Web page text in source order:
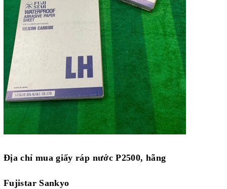
Địa chỉ mua giấy ráp nước P2500, hãng
Fujistar Sankyo